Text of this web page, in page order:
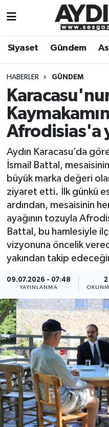
Siyaset Gündem
HABERLER GÜNDEM
Afrodisias'a
Aydın Karacasu’da
İsmail Battal,
büyük marka değeri
ziyaret etti. İlk günkü
ardından, mesaisinin
ayağının tozuyla
Battal, bu hamlesiyle
vizyonuna öncelik
yakından takip
09.07.2026 - 07:48
YAYINLANMA
2
Gündem
Siyaset
Ekonomi
Eğitim
Kültür Sanat
Spor
Aydın Hava Durumu
Aydin Namaz
Aydın Trafik
Süper Lig Puan
Tüm Manşetler
Son Dakika
Haber Arşivi